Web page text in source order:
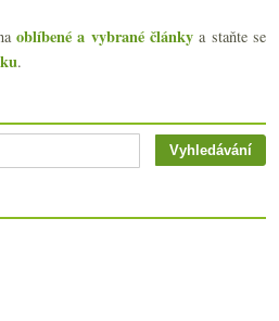
oblíbené a vybrané články a staňte se
.